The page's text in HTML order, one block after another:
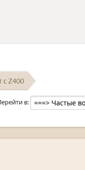
с Z400
в